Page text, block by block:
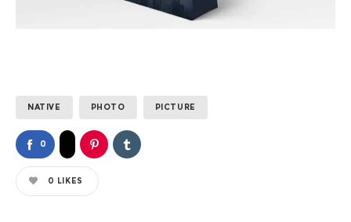
NATIVE PHOTO PICTURE
0
0 LIKES